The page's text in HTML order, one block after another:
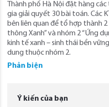
Thành phố Hà Nội đặt hàng
gia giải quyết 30 bài toán. Các
bên liên quan để tổ hợp thành
thông Xanh” và nhóm 2 “Ứng
kinh tế xanh – sinh thái bền
dung thuộc nhóm 2.
Phản biện
Ý kiến của bạn